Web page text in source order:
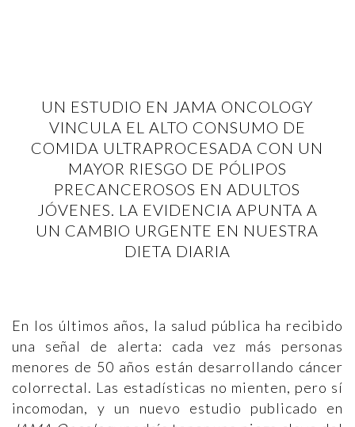
UN ESTUDIO EN JAMA ONCOLOGY
VINCULA EL ALTO CONSUMO DE
COMIDA ULTRAPROCESADA CON UN
MAYOR RIESGO DE PÓLIPOS
PRECANCEROSOS EN ADULTOS
JÓVENES. LA EVIDENCIA APUNTA A
UN CAMBIO URGENTE EN NUESTRA
DIETA DIARIA
En los últimos años, la salud pública ha recibido
una señal de alerta: cada vez más personas
menores de 50 años están desarrollando cáncer
colorrectal. Las estadísticas no mienten, pero sí
incomodan, y un nuevo estudio publicado en